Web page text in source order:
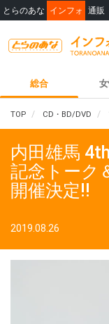
とらのあな インフォ 通販
総合
TOP CD・BD/DVD
内田雄馬
記念トーク
開催決定!!
2019.08.26